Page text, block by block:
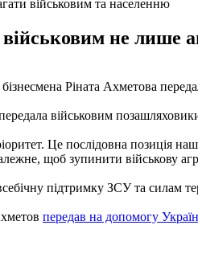
військовим та населенню
не лише
Ріната Ахметова
військовим
Це послідовна позиція
залежне, щоб зупинити
підтримку ЗСУ та силам
передав на допомогу